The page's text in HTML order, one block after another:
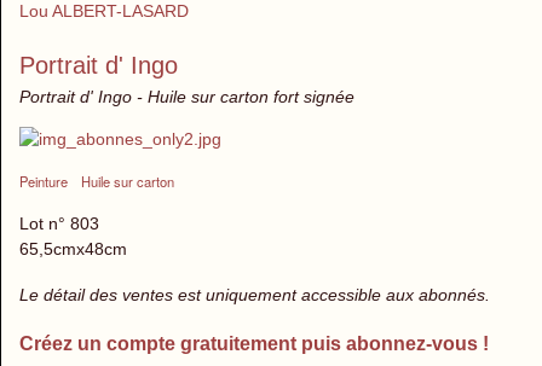
Lou ALBERT-LASARD
Portrait d' Ingo
Portrait d' Ingo - Huile sur carton fort signée
Peinture Huile sur carton
Lot n° 803
65,5cmx48cm
Le détail des ventes est uniquement accessible aux abonnés.
Créez un compte gratuitement puis abonnez-vous !